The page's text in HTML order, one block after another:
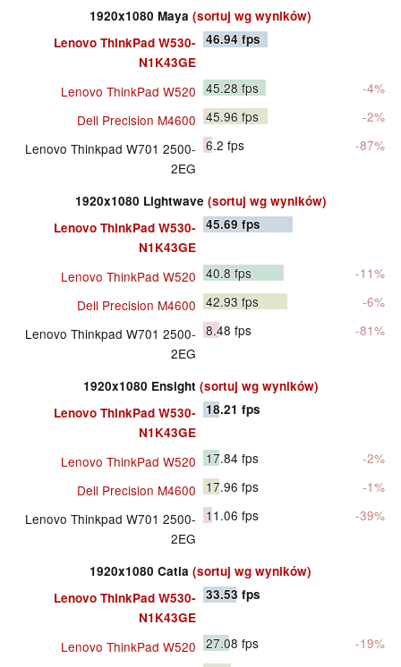
1920x1080 Maya (sortuj wg wyników)
Lenovo ThinkPad W530-
N1K43GE
46.94 fps
Lenovo ThinkPad W520 45.28fps
-4%
Dell Precision M4600 45.96fps
-2%
Lenovo Thinkpad W701 2500-
2EG
6.2 fps -87%
1920x1080 Lightwave (sortuj wg wyników)
Lenovo ThinkPad W530-
N1K43GE
45.69fps
Lenovo ThinkPad W520 40.8fps
-11%
Dell Precision M4600 42.93fps
-6%
Lenovo Thinkpad W701 2500-
2EG
8.48 fps -81%
1920x1080 Ensight (sortuj wg wyników)
Lenovo ThinkPad W530-
N1K43GE
18.21 fps
Lenovo ThinkPad W520 17.84 fps
-2%
Dell Precision M4600
17.96 fps
-1%
Lenovo Thinkpad W701 2500-
2EG
11.06 fps -39%
1920x1080 Catia (sortuj wg wyników)
Lenovo ThinkPad W530-
N1K43GE
33.53 fps
Lenovo ThinkPad W520 27.08 fps
-19%